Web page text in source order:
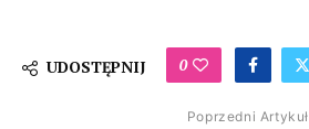
UDOSTĘPNIJ 0
Poprzedni Artykuł